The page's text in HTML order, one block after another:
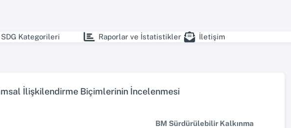
SDG Kategorileri Raporlar ve İstatistikler İletişim
İlişkilendirme Biçimlerinin İncelenmesi
BM Sürdürülebilir Kalkınma